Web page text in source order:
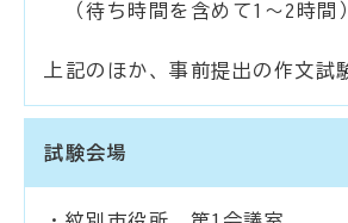
（待ち時間を含めて1～2時間）
上記のほか、事前提出の作文試
試験会場